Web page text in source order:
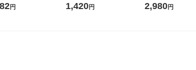
り 柔軟剤 詰め替え 超
円
箱（24本入）
1,420円
し 無洗米 5kg 1袋
2,980円